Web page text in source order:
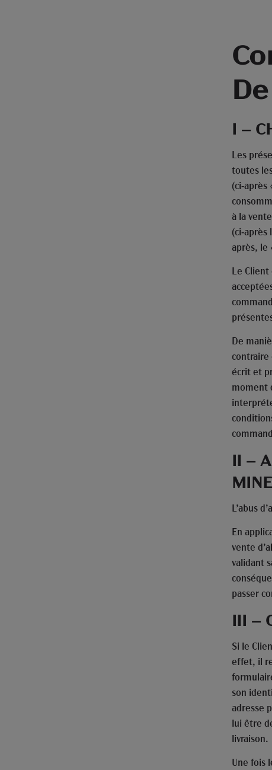
I –
Les
toutes
(ci-après
à la
(ci-après
après, le
Le Client
De
contraire
écrit et
moment
II –
L’abus
En
vente
validant
passer
III –
Si le
effet, il
son
adresse
lui être
livraison.
Une fois